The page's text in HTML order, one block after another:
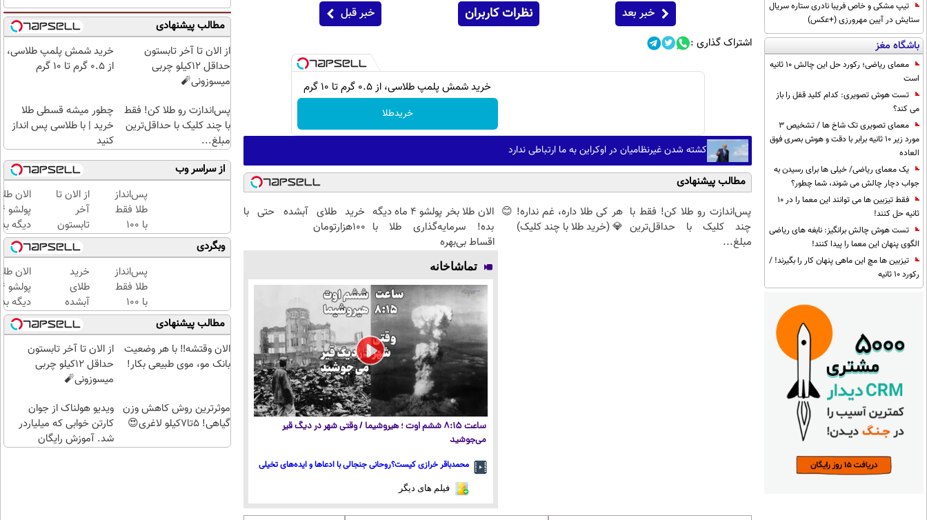
تیپ مشکی و خاص فریبا نادری ستاره سریال
ستایش در آیین مهرورزی (+عکس)
باشگاه مغز
معمای ریاضی؛ رکورد حل این چالش 10 ثانیه
است
تست هوش تصویری: کدام کلید قفل را باز
می کند؟
معمای تصویری تک شاخ ها / تشخیص 3
مورد زیر 10 ثانیه برابر با دقت و هوش بصری فوق
العاده
یک معمای ریاضی/ خیلی ها برای رسیدن به
جواب دچار چالش می شوند، شما چطور؟
فقط تیزبین ها می توانند این معما را در 10
ثانیه حل کنند!
تست هوش چالش برانگیز: نابغه های ریاضی
الگوی پنهان این معما را پیدا کنند!
تیزبین ها مچ این ماهی پنهان کار را بگیرند! /
رکورد 10 ثانیه
خبر بعد نظرات کاربران خبر قبل
اشتراک گذاری :
خرید شمش پلمپ طلاسی، از ۰.۵ گرم تا ۱۰ گرم
خریدطلا
کشته شدن غیرنظامیان در اوکراین به ما ارتباطی ندارد
مطالب پیشنهادی
پس‌اندازت رو طلا کن! فقط با
چند کلیک با حداقل‌ترین
مبلغ...
هر کی طلا داره، غم نداره! 😊
💎 (خرید طلا با چند کلیک)
الان طلا بخر پولشو 4 ماه دیگه
بده! سرمایه‌گذاری طلا با
اقساط بی‌بهره
خرید طلای آبشده حتی با
۱۰۰هزارتومان
تماشاخانه
ساعت ۸:۱۵ ششم اوت ؛ هیروشیما / وقتی شهر در دیگ قیر
می‌جوشید
محمدباقر خرازی کیست؟روحانی جنجالی با ادعاها و ایده‌های تخیلی
فیلم های دیگر
مطالب پیشنهادی
از الان تا آخر تابستون
حداقل 12کیلو چربی
میسوزونی🧨
خرید شمش پلمپ طلاسی،
از ۰.۵ گرم تا ۱۰ گرم
پس‌اندازت رو طلا کن! فقط
با چند کلیک با حداقل‌ترین
مبلغ...
چطور میشه قسطی طلا
خرید | با طلاسی پس انداز
کنید
از سراسر وب
پس‌انداز
طلا فقط
با ۱۰۰
هزارتومان
(امن و
راحت)
از الان تا
آخر
تابستون
حداقل
12کیلو
چربی
میسوزونی
🧨
الان
دیگه
طلا با
بی‌بهره
وبگردی
پس‌انداز
طلا فقط
با ۱۰۰
هزارتومان
(امن و
راحت)
خرید
طلای
آبشده
حتی با
۱۰۰هزارتومان
الان
دیگه
طلا با
بی‌بهره
مطالب پیشنهادی
الان وقتشه‼️ با هر وضعیت
بانک مو، موی طبیعی بکار!
از الان تا آخر تابستون
حداقل 12کیلو چربی
میسوزونی🧨
موثرترین روش کاهش وزن
گیاهی! 5تا۷کیلو لاغری😍
ویدیو هولناک از جوان
کارتن خوابی که میلیاردر
شد. آموزش رایگان